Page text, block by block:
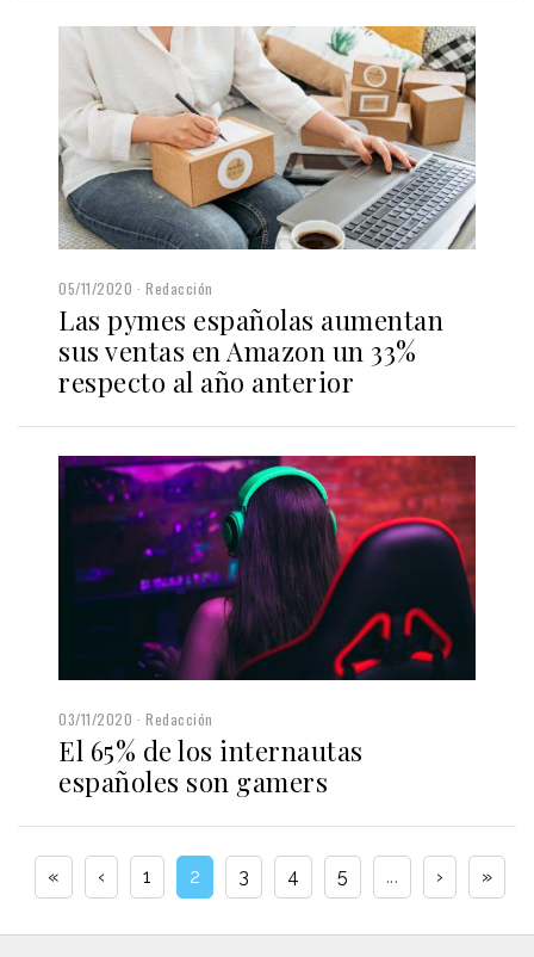
05/11/2020 Redacción
Las pymes españolas aumentan
sus ventas en Amazon un 33%
respecto al año anterior
03/11/2020 Redacción
El 65% de los internautas
españoles son gamers
« ‹ 1 2 3 4 5 ... › »